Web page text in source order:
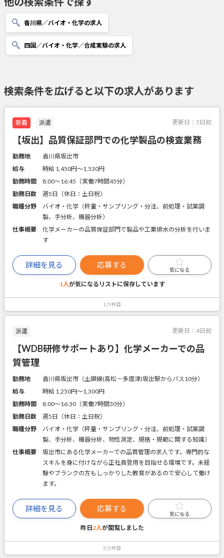
香川県／バイオ・化学の求人
四国／バイオ・化学／合成実験の求人
検索条件を広げると以下の求人があります
新着 派遣 更新日： 5日前
【坂出】品質保証部門での化学製品の検査業務
勤務地
香川県坂出市
給与
時給 1,450円〜1,530円
勤務時間
8:00～16:45（実働7時間45分）
勤務日数
週5日（休日：土日祝）
職種分野
バイオ・化学（秤量・サンプリング・分注、前処理・試薬調
製、手分析、機器分析）
仕事概要
化学メーカーの品質保証部門で製品や工業排水の分析を行いま
す
詳細を見る 応募する
気になる
1人が気になるリストに保存しています
1/5件目
派遣 更新日： 4日前
【WDB研修サポートあり】化学メーカーでの品
質管理
勤務地
香川県坂出市（土讃線(高松－多度津)坂出駅からバス10分）
給与
時給 1,250円〜1,300円
勤務時間
8:00～16:30（実働7時間30分）
勤務日数
週5日（休日：土日祝）
職種分野
バイオ・化学（秤量・サンプリング・分注、前処理・試薬調
製、手分析、機器分析、物性測定、規格・規範に関する知識）
仕事概要
坂出市にある化学メーカーでの品質管理の求人です。専門的な
スキルを身に付けながら正社員登用を目指せる環境です。未経
験やブランクの方もしっかりした教育があるので安心して働け
ます。
詳細を見る 応募する
気になる
昨日2人が閲覧しました
2/5件目